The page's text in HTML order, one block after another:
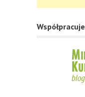
Współpracuje